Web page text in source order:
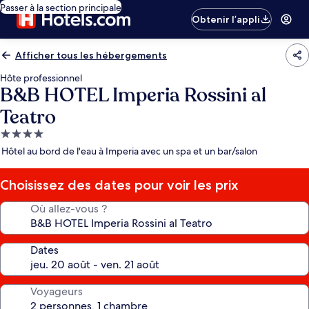
Passer à la section principale
Obtenir l’appli
Afficher tous les hébergements
Hôte professionnel
B&B HOTEL Imperia Rossini al
Teatro
Hébergement
4.0 étoiles
Hôtel au bord de l'eau à Imperia avec un spa et un bar/salon
Choisissez des dates pour voir les prix
Où allez-vous ?
Dates
Voyageurs